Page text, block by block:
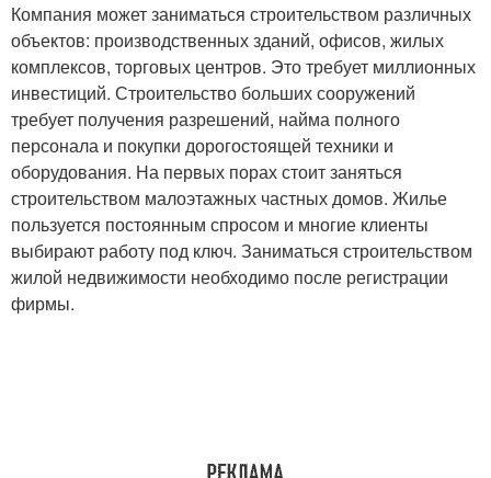
Компания может заниматься строительством различных
объектов: производственных зданий, офисов, жилых
комплексов, торговых центров. Это требует миллионных
инвестиций. Строительство больших сооружений
требует получения разрешений, найма полного
персонала и покупки дорогостоящей техники и
оборудования. На первых порах стоит заняться
строительством малоэтажных частных домов. Жилье
пользуется постоянным спросом и многие клиенты
выбирают работу под ключ. Заниматься строительством
жилой недвижимости необходимо после регистрации
фирмы.